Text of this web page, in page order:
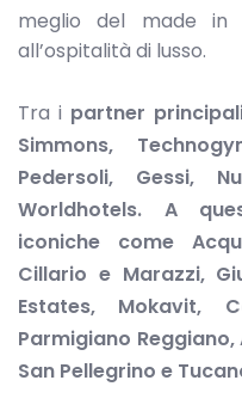
meglio del made
all’ospitalità di lusso.
Tra i partner
Simmons,
Pedersoli, Gessi,
Worldhotels. A
iconiche come
Cillario e Marazzi,
Estates, Mokavit,
Parmigiano
San Pellegrino e